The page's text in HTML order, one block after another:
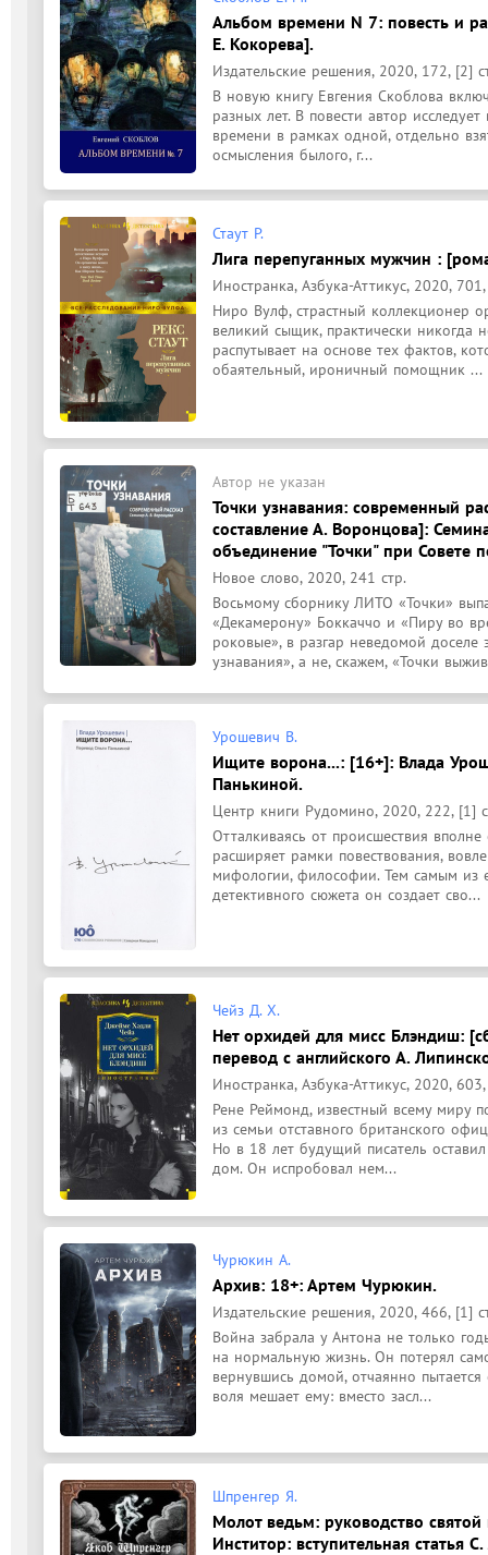
Альбом времени N 7: повесть и
Е. Кокорева].
Издательские решения, 2020, 172, [2]
В новую книгу Евгения Скоблова
разных лет. В повести автор
времени в рамках одной, отдельно
осмысления былого, г...
Стаут Р.
Лига перепуганных мужчин :
Иностранка, Азбука-Аттикус, 2020,
Ниро Вулф, страстный коллекционер
великий сыщик, практически никогда
распутывает на основе тех фактов,
обаятельный, ироничный помощник ...
Автор не указан
Точки узнавания: современный
составление А. Воронцова]:
объединение "Точки" при Совете
Новое слово, 2020, 241 стр.
Восьмому сборнику ЛИТО «Точки»
«Декамерону» Боккаччо и «Пиру во
роковые», в разгар неведомой
узнавания», а не, скажем, «Точки
Урошевич В.
Ищите ворона...: [16+]: Влада
Панькиной.
Центр книги Рудомино, 2020, 222, [1]
Отталкиваясь от происшествия
расширяет рамки повествования,
мифологии, философии. Тем самым из
детективного сюжета он создает сво...
Чейз Д. Х.
Нет орхидей для мисс Блэндиш:
перевод с английского А.
Иностранка, Азбука-Аттикус, 2020,
Рене Реймонд, известный всему миру
из семьи отставного британского
Но в 18 лет будущий писатель
дом. Он испробовал нем...
Чурюкин А.
Архив: 18+: Артем Чурюкин.
Издательские решения, 2020, 466, [1]
Война забрала у Антона не только
на нормальную жизнь. Он потерял
вернувшись домой, отчаянно
воля мешает ему: вместо засл...
Шпренгер Я.
Молот ведьм: руководство
Инститор: вступительная статья